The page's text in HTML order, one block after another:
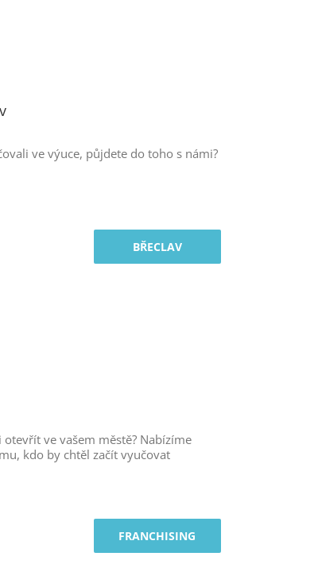
ve výuce, půjdete do toho s námi?
BŘECLAV
ve vašem městě? Nabízíme
kdo by chtěl začít vyučovat
FRANCHISING